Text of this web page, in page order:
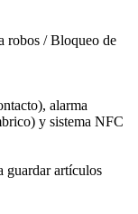
robos / Bloqueo de
alarma
y sistema NFC
guardar artículos